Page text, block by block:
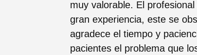
muy valorable. El
gran experiencia, este se
agradece el tiempo y
pacientes el problema que